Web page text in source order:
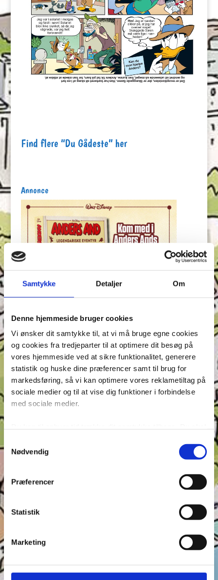
Samtykke Detaljer Om
Denne hjemmeside bruger cookies
Vi ønsker dit samtykke til, at vi må bruge egne cookies
og cookies fra tredjeparter til at optimere dit besøg på
vores hjemmeside ved at sikre funktionalitet, generere
statistik og huske dine præferencer samt til brug for
markedsføring, så vi kan optimere vores reklametiltag på
sociale medier og til at vise dig funktioner i forbindelse
med sociale medier.
fungerer optimalt, hvis du ikke accepterer cookies eller
tilbagetrækker et samtykke. Du kan læse mere om vores
brug af cookies og behandling af dine personoplysninger i
forbindelse hermed i både vores
Nødvendig
Præferencer
Statistik
Marketing
Find flere “Du Gådeste” her
Annonce
Seneste indlæg
Krydsen, Find skyggen og Find ord – Test din
opmærksomhed i Anders And!
Find ord & Sudoku – Test din opmærksomhed i Anders
Find ord, Labyrint & Find 7 fejl – Test din
Find ord, Labyrint & Find 7 fejl – Test din
Tags
Anders And Co.
Anders Vildand
Carl Barks
Dagens vittigheder
Don Rosa Du Gådeste
Fedtmule